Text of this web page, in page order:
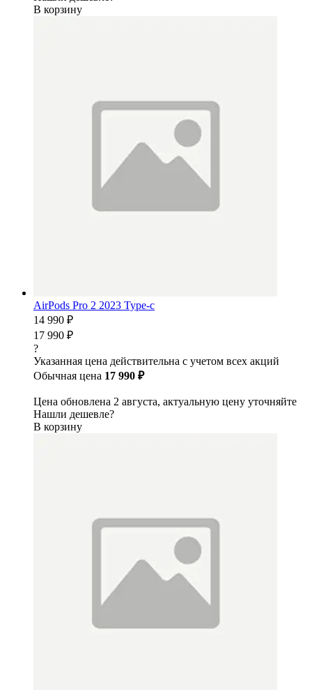
В корзину
AirPods Pro 2 2023 Type-c
14 990 ₽
17 990 ₽
?
Указанная цена действительна с учетом всех акций
Обычная цена 17 990 ₽
Цена обновлена 2 августа, актуальную цену уточняйте
Нашли дешевле?
В корзину